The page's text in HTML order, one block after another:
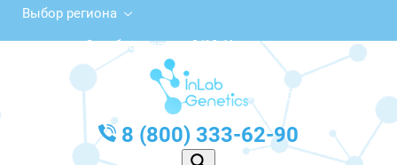
Выбор региона
Октябрьская ул., 3/12, Углич
с 10:00 до 20:00
График работы: Пн-Пт с 10:00 до 20:00
8 (800) 333-62-90